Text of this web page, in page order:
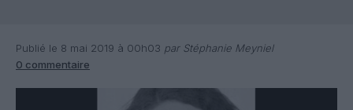
Publié le 8 mai 2019 à 00h03 par Stéphanie Meyniel
0 commentaire